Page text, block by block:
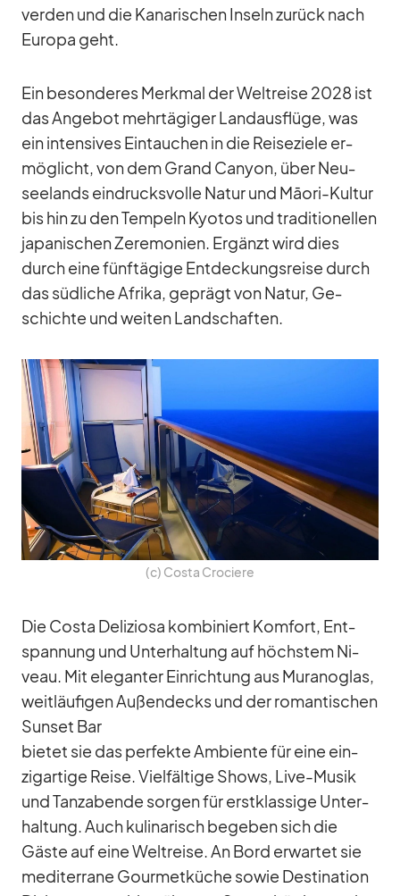
ver­den und die Ka­na­ri­schen In­seln zu­rück nach
Eu­ropa geht.
Ein be­son­de­res Merk­mal der Welt­reise 2028 ist
das An­ge­bot mehr­tä­gi­ger Land­aus­flüge, was
ein in­ten­si­ves Ein­tau­chen in die Rei­se­ziele er­
mög­licht, von dem Grand Can­yon, über Neu­
see­lands ein­drucks­volle Na­tur und Māori-Kul­tur
bis hin zu den Tem­peln Kyo­tos und tra­di­tio­nel­len
ja­pa­ni­schen Ze­re­mo­nien. Er­gänzt wird dies
durch eine fünf­tä­gige Ent­de­ckungs­reise durch
das süd­li­che Afrika, ge­prägt von Na­tur, Ge­
schichte und wei­ten Land­schaf­ten.
(c) Costa Cro­ciere
Die Costa De­li­ziosa kom­bi­niert Kom­fort, Ent­
span­nung und Un­ter­hal­tung auf höchs­tem Ni­
veau. Mit ele­gan­ter Ein­rich­tung aus Mu­ra­no­glas,
weit­läu­fi­gen Au­ßen­decks und der ro­man­ti­schen
Sun­set Bar
bie­tet sie das per­fekte Am­bi­ente für eine ein­
zig­ar­tige Reise. Viel­fäl­tige Shows, Live-Mu­sik
und Tanz­abende sor­gen für erst­klas­sige Un­ter­
hal­tung. Auch ku­li­na­risch be­ge­ben sich die
Gäste auf eine Welt­reise. An Bord er­war­tet sie
me­di­ter­rane Gour­met­kü­che so­wie De­sti­na­tion